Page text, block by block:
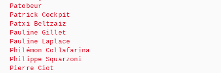
Patobeur
Patrick Cockpit
Patxi Beltzaiz
Pauline Gillet
Pauline Laplace
Philémon Collafarina
Philippe Squarzoni
Pierre Ciot